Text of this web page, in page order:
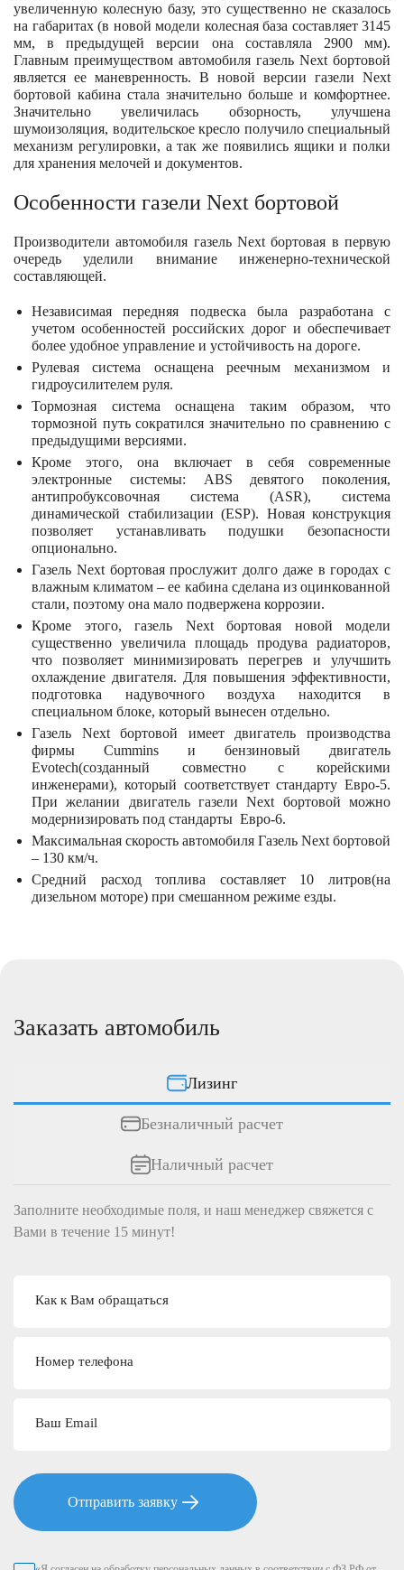
увеличенную колесную базу, это существенно не сказалось
на габаритах (в новой модели колесная база составляет 3145
мм, в предыдущей версии она составляла 2900 мм).
Главным преимуществом автомобиля газель Next бортовой
является ее маневренность. В новой версии газели Next
бортовой кабина стала значительно больше и комфортнее.
Значительно увеличилась обзорность, улучшена
шумоизоляция, водительское кресло получило специальный
механизм регулировки, а так же появились ящики и полки
для хранения мелочей и документов.
Особенности газели Next бортовой
Производители автомобиля газель Next бортовая в первую
очередь уделили внимание инженерно-технической
составляющей.
Независимая передняя подвеска была разработана с
учетом особенностей российских дорог и обеспечивает
более удобное управление и устойчивость на дороге.
Рулевая система оснащена реечным механизмом и
гидроусилителем руля.
Тормозная система оснащена таким образом, что
тормозной путь сократился значительно по сравнению с
предыдущими версиями.
Кроме этого, она включает в себя современные
электронные системы: ABS девятого поколения,
антипробуксовочная система (ASR), система
динамической стабилизации (ESP). Новая конструкция
позволяет устанавливать подушки безопасности
опционально.
Газель Next бортовая прослужит долго даже в городах с
влажным климатом – ее кабина сделана из оцинкованной
стали, поэтому она мало подвержена коррозии.
Кроме этого, газель Next бортовая новой модели
существенно увеличила площадь продува радиаторов,
что позволяет минимизировать перегрев и улучшить
охлаждение двигателя. Для повышения эффективности,
подготовка надувочного воздуха находится в
специальном блоке, который вынесен отдельно.
Газель Next бортовой имеет двигатель производства
фирмы Cummins и бензиновый двигатель
Evotech(созданный совместно с корейскими
инженерами), который соответствует стандарту Евро-5.
При желании двигатель газели Next бортовой можно
модернизировать под стандарты Евро-6.
Максимальная скорость автомобиля Газель Next бортовой
– 130 км/ч.
Средний расход топлива составляет 10 литров(на
дизельном моторе) при смешанном режиме езды.
Заказать автомобиль
Лизинг
Безналичный расчет
Наличный расчет
Заполните необходимые поля, и наш менеджер свяжется c
Вами в течение 15 минут!
Как к Вам обращаться
Номер телефона
Ваш Email
Отправить заявку